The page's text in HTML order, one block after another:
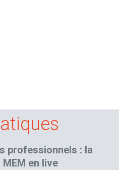
professionnels : la
en live